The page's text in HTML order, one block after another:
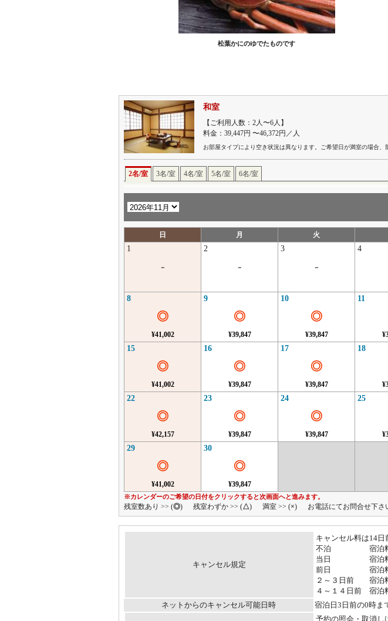
松葉かにのゆでたものです
和室
【ご利用人数：2人〜6人】
料金：39,447円 〜46,372円／人
お部屋タイプにより空き状況は異なります。ご希望日が満室の場合、
2名/室 3名/室 4名/室 5名/室 6名/室
日 月 火
1
-
2
-
3
-
4
8
◎
¥41,002
9
◎
¥39,847
10
◎
¥39,847
11
15
◎
¥41,002
16
◎
¥39,847
17
◎
¥39,847
18
22
◎
¥42,157
23
◎
¥39,847
24
◎
¥39,847
25
29
◎
¥41,002
30
◎
¥39,847
※カレンダーのご希望の日付をクリックすると次画面へと進みます。
残室数あり >> (◎) 残室わずか >> (△) 満室 >> (×) お電話にてお問合せ下さ
キャンセル規定
キャンセル料は14日
不泊 宿泊料
当日 宿泊料
前日 宿泊料
２～３日前 宿泊
４～１４日前 宿泊
ネットからのキャンセル可能日時
宿泊日3日前の0時ま
予約の照会・取消し